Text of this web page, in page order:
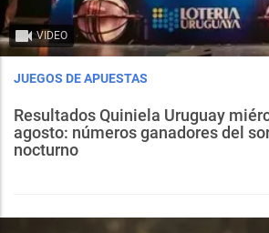
VIDEO
JUEGOS DE APUESTAS
Resultados Quiniela Uruguay
agosto: números ganadores del
nocturno